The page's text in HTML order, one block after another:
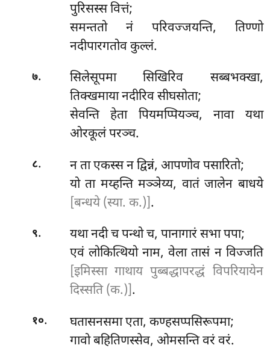
पुरिसस्स वित्तं;
समन्ततो नं परिवज्जयन्ति, तिण्णो
नदीपारगतोव कुल्लं.
७. सिलेसूपमासिखिरिव सब्बभक्खा,
तिक्खमाया नदीरिव सीघसोता;
सेवन्ति हेता पियमप्पियञ्च, नावा यथा
ओरकूलं परञ्च.
८.
न ता एकस्स न द्विन्नं, आपणोव पसारितो;
यो ता मय्हन्ति मञ्ञेय्य, वातं जालेन बाधये
[बन्धये (स्या. क.)].
९.
यथा नदी च पन्थो च, पानागारं सभा पपा;
एवं लोकित्थियो नाम, वेला तासं न विज्जति
[इमिस्सा गाथाय पुब्बद्धापरद्धं विपरियायेन
दिस्सति (क.)].
१०.
घतासनसमा एता, कण्हसप्पसिरूपमा;
गावो बहितिणस्सेव, ओमसन्ति वरं वरं.